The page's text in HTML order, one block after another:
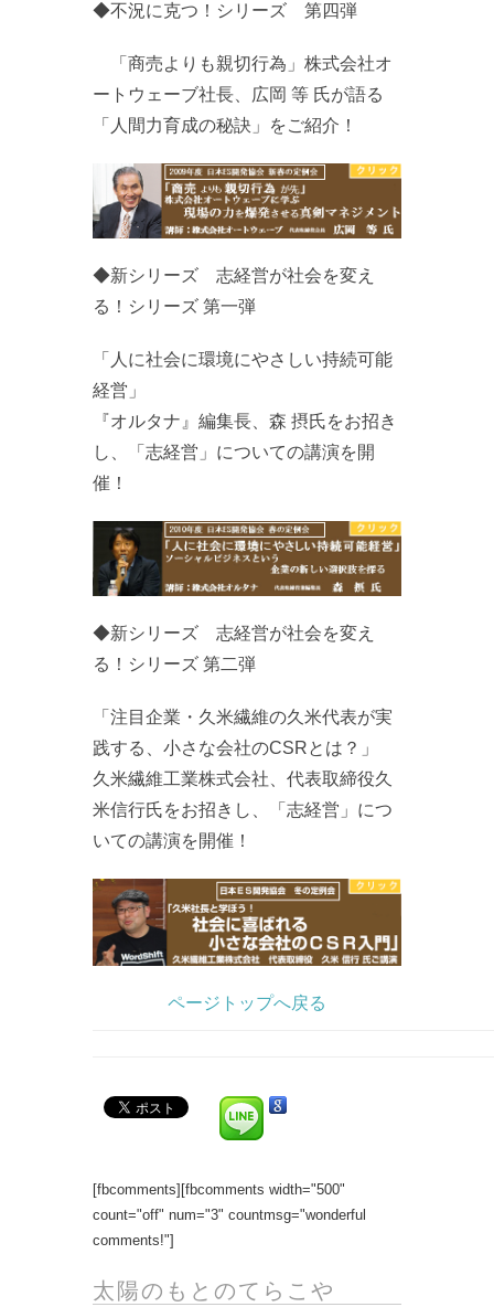
◆不況に克つ！シリーズ 第四弾
「商売よりも親切行為」株式会社オ
ートウェーブ社長、広岡 等 氏が語る
「人間力育成の秘訣」をご紹介！
◆新シリーズ 志経営が社会を変え
る！シリーズ 第一弾
「人に社会に環境にやさしい持続可能
経営」
『オルタナ』編集長、森 摂氏をお招き
し、「志経営」についての講演を開
催！
◆新シリーズ 志経営が社会を変え
る！シリーズ 第二弾
「注目企業・久米繊維の久米代表が実
践する、小さな会社のCSRとは？」
久米繊維工業株式会社、代表取締役久
米信行氏をお招きし、「志経営」につ
いての講演を開催！
ページトップへ戻る
[fbcomments][fbcomments width="500"
count="off" num="3" countmsg="wonderful
comments!"]
太陽のもとのてらこや